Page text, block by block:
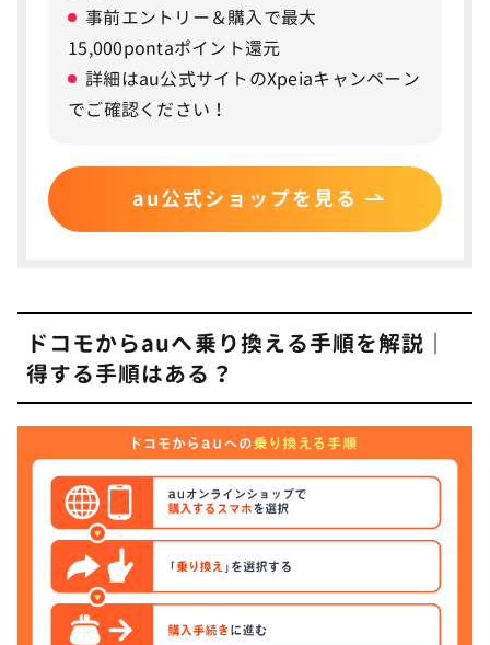
ドコモからauへ乗り換えるメリット8つ
衛星通信サービスau Starlink Directで洋上や山間
部でも繋がる
スマホトクするプログラム＋で最新スマホ・iPhone
4 ドコモからauへ乗り換えるデメリット4つ
4Gの基地局はドコモのほうが多い
ドコモのメールアドレス利用が有償になる
NBA・DAZN・Amazon Primeなどのサブスクは割
高になる場合も
dカードやdポイントなどドコモ経済圏でのメリット
が少なくなる
ドコモからauへ乗り換える時の注意点
事前エントリー＆購入で最大
15,000pontaポイント還元
詳細はau公式サイトのXpeiaキャンペーン
でご確認ください！
au公式ショップを見る
ドコモからauへ乗り換える手順を解説｜
得する手順はある？